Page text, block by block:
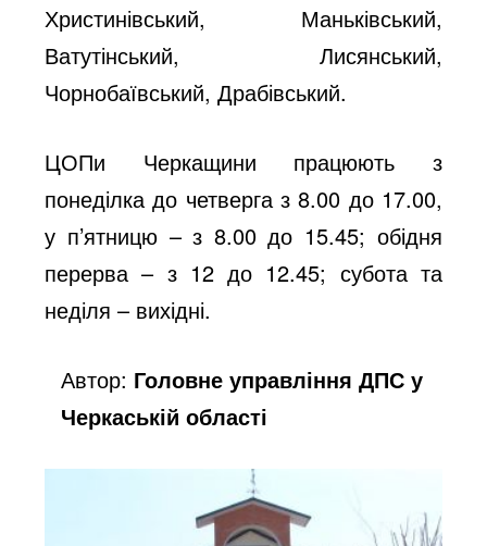
Христинівський, Маньківський,
Ватутінський, Лисянський,
Чорнобаївський, Драбівський.
ЦОПи Черкащини працюють з
понеділка до четверга з 8.00 до 17.00,
у п’ятницю – з 8.00 до 15.45; обідня
перерва – з 12 до 12.45; субота та
неділя – вихідні.
Автор: Головне управління ДПС у
Черкаській області